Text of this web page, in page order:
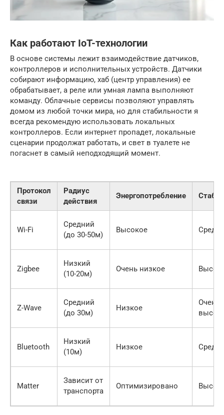
Как работают IoT-технологии
В основе системы лежит взаимодействие датчиков,
контроллеров и исполнительных устройств. Датчики
собирают информацию, хаб (центр управления) ее
обрабатывает, а реле или умная лампа выполняют
команду. Облачные сервисы позволяют управлять
домом из любой точки мира, но для стабильности я
всегда рекомендую использовать локальных
контроллеров. Если интернет пропадет, локальные
сценарии продолжат работать, и свет в туалете не
погаснет в самый неподходящий момент.
Протокол
связи
Радиус
действия
Энергопотребление
Wi-Fi
Средний
(до 30-50м)
Высокое
Zigbee
Низкий
(10-20м)
Очень низкое
Z-Wave
Средний
(до 30м)
Низкое
Очень
Bluetooth
Низкий
(10м)
Низкое
Matter
Зависит от
транспорта
Оптимизировано